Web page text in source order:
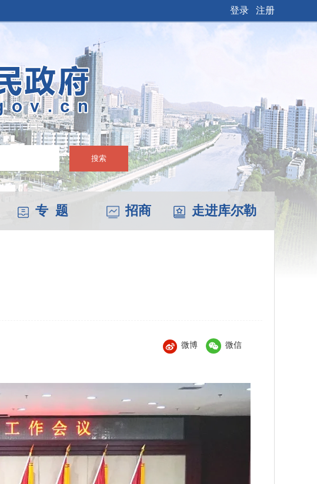
登录 注册
搜索
专 题 招商 走进库尔勒
微博 微信